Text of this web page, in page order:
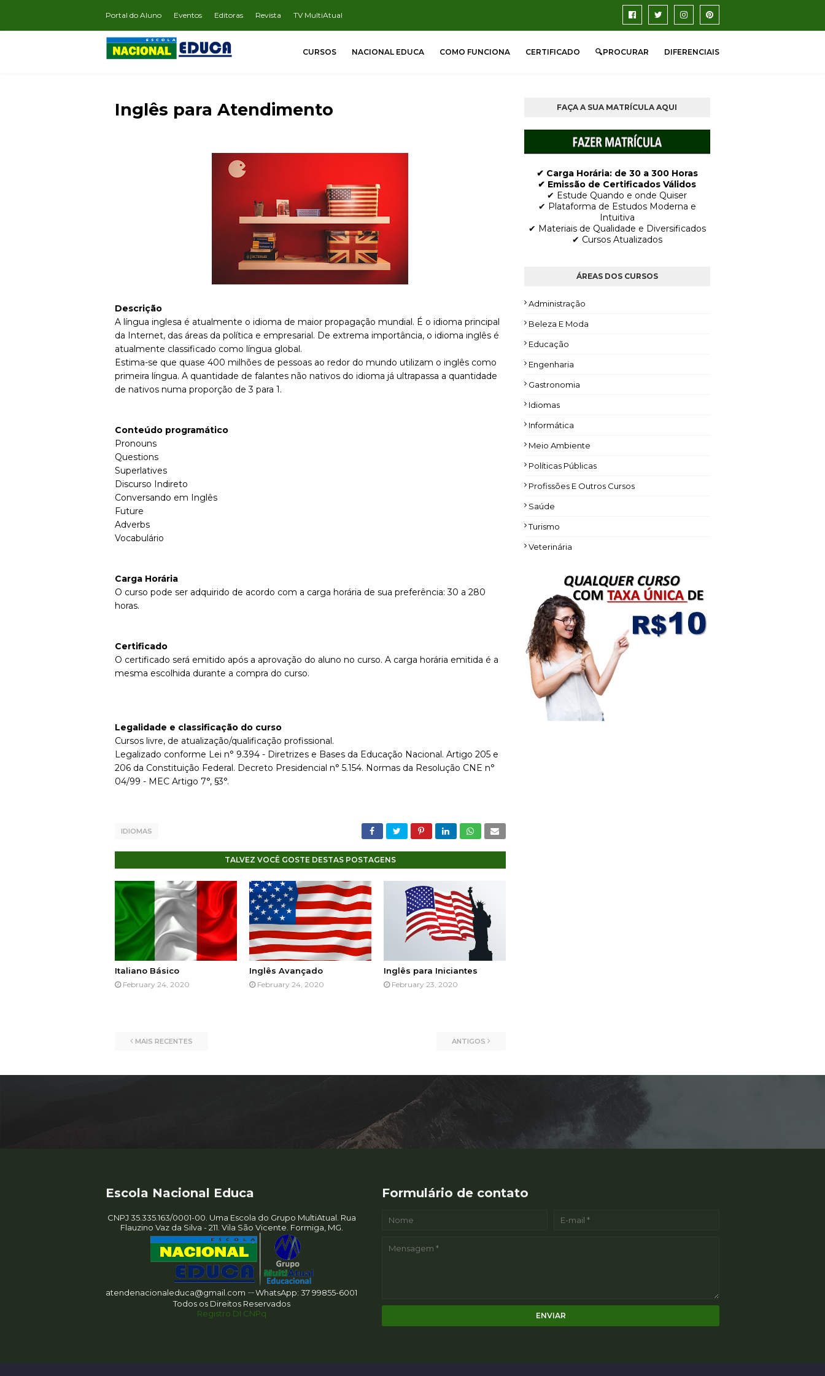
Portal do Aluno Eventos Editoras Revista TV MultiAtual
CURSOS NACIONAL EDUCA COMO FUNCIONA CERTIFICADO 🔍PROCURAR DIFERENCIAIS
Inglês para Atendimento
Descrição
A língua inglesa é atualmente o idioma de maior propagação mundial. É o idioma principal
da Internet, das áreas da política e empresarial. De extrema importância, o idioma inglês é
atualmente classificado como língua global.
Estima-se que quase 400 milhões de pessoas ao redor do mundo utilizam o inglês como
primeira língua. A quantidade de falantes não nativos do idioma já ultrapassa a quantidade
de nativos numa proporção de 3 para 1.
Conteúdo programático
Pronouns
Questions
Superlatives
Discurso Indireto
Conversando em Inglês
Future
Adverbs
Vocabulário
Carga Horária
O curso pode ser adquirido de acordo com a carga horária de sua preferência: 30 a 280
horas.
Certificado
O certificado será emitido após a aprovação do aluno no curso. A carga horária emitida é a
mesma escolhida durante a compra do curso.
Legalidade e classificação do curso
Cursos livre, de atualização/qualificação profissional.
Legalizado conforme Lei n° 9.394 - Diretrizes e Bases da Educação Nacional. Artigo 205 e
206 da Constituição Federal. Decreto Presidencial n° 5.154. Normas da Resolução CNE n°
04/99 - MEC Artigo 7°, §3°.
IDIOMAS
TALVEZ VOCÊ GOSTE DESTAS POSTAGENS
Italiano Básico
February 24, 2020
Inglês Avançado
February 24, 2020
Inglês para Iniciantes
February 23, 2020
MAIS RECENTES ANTIGOS
FAÇA A SUA MATRÍCULA AQUI
✔ Carga Horária: de 30 a 300 Horas
✔ Emissão de Certificados Válidos
✔ Estude Quando e onde Quiser
✔ Plataforma de Estudos Moderna e
Intuitiva
✔ Materiais de Qualidade e Diversificados
✔ Cursos Atualizados
ÁREAS DOS CURSOS
Administração
Beleza E Moda
Educação
Engenharia
Gastronomia
Idiomas
Informática
Meio Ambiente
Políticas Públicas
Profissões E Outros Cursos
Saúde
Turismo
Veterinária
Escola Nacional Educa
CNPJ 35.335.163/0001-00. Uma Escola do Grupo MultiAtual. Rua
Flauzino Vaz da Silva - 211. Vila São Vicente. Formiga, MG.
atendenacionaleduca@gmail.com ㄧWhatsApp: 37 99855-6001
Todos os Direitos Reservados
Registro DI CNPq
Formulário de contato